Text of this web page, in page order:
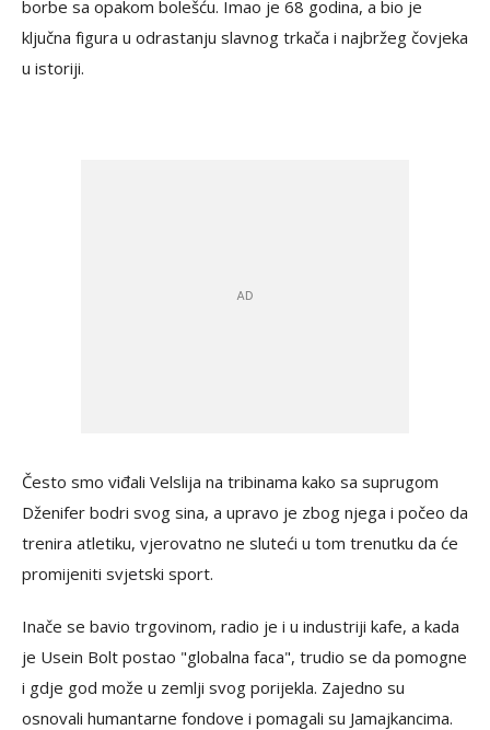
borbe sa opakom bolešću. Imao je 68 godina, a bio je
ključna figura u odrastanju slavnog trkača i najbržeg čovjeka
u istoriji.
Često smo viđali Velslija na tribinama kako sa suprugom
Dženifer bodri svog sina, a upravo je zbog njega i počeo da
trenira atletiku, vjerovatno ne sluteći u tom trenutku da će
promijeniti svjetski sport.
Inače se bavio trgovinom, radio je i u industriji kafe, a kada
je Usein Bolt postao "globalna faca", trudio se da pomogne
i gdje god može u zemlji svog porijekla. Zajedno su
osnovali humantarne fondove i pomagali su Jamajkancima.